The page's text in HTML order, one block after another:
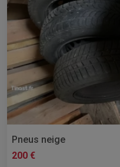
Pneus neige
200 €